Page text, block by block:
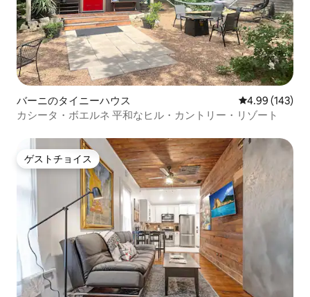
バーニのタイニーハウス レビュー143
4.99 (143)
カシータ・ボエルネ 平和なヒル・カントリー・リゾート
ゲストチョイス
ゲストチョイス